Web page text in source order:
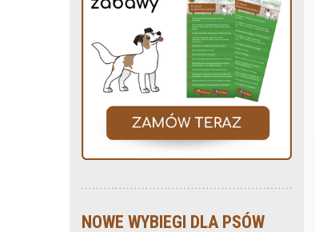
NOWE WYBIEGI DLA PSÓW